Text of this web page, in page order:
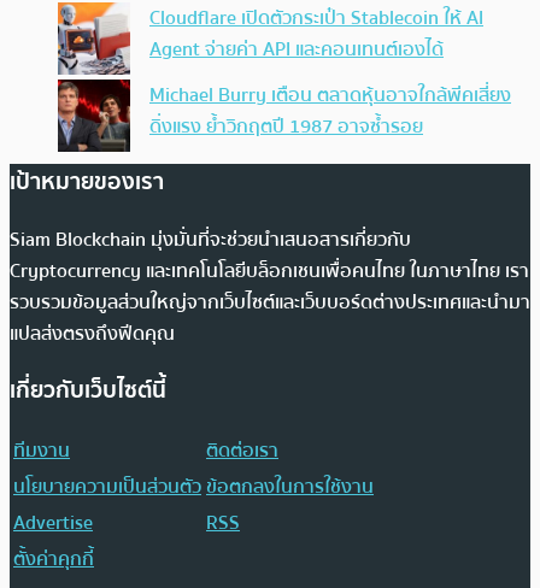
Cloudflare เปิดตัวกระเป๋า Stablecoin ให้ AI
Agent จ่ายค่า API และคอนเทนต์เองได้
Michael Burry เตือน ตลาดหุ้นอาจใกล้พีคเสี่ยง
ดิ่งแรง ย้ำวิกฤตปี 1987 อาจซ้ำรอย
เป้าหมายของเรา
Siam Blockchain มุ่งมั่นที่จะช่วยนำเสนอสารเกี่ยวกับ
Cryptocurrency และเทคโนโลยีบล็อกเชนเพื่อคนไทย ในภาษาไทย เรา
รวบรวมข้อมูลส่วนใหญ่จากเว็บไซต์และเว็บบอร์ดต่างประเทศและนำมา
แปลส่งตรงถึงฟีดคุณ
เกี่ยวกับเว็บไซต์นี้
ทีมงาน
ติดต่อเรา
นโยบายความเป็นส่วนตัวข้อตกลงในการใช้งาน
Advertise
RSS
ตั้งค่าคุกกี้